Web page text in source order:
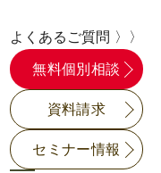
よくあるご質問 〉〉
無料個別相談
資料請求
セミナー情報